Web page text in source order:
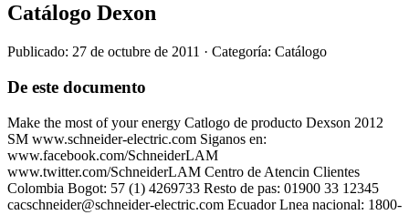
Catálogo Dexon
Publicado: 27 de octubre de 2011 · Categoría: Catálogo
De este documento
Make the most of your energy Catlogo de producto Dexson 2012
SM www.schneider-electric.com Siganos en:
www.facebook.com/SchneiderLAM
www.twitter.com/SchneiderLAM Centro de Atencin Clientes
Colombia Bogot: 57 (1) 4269733 Resto de pas: 01900 33 12345
cacschneider@schneider-electric.com Ecuador Lnea nacional: 1800-